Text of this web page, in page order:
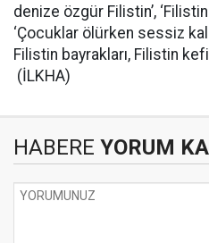
denize özgür Filistin’,
‘Çocuklar ölürken sessiz
Filistin bayrakları, Filistin
(İLKHA)
HABERE YORUM